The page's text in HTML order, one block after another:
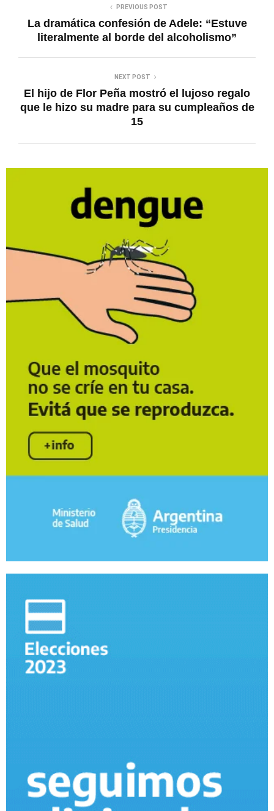
PREVIOUS POST
La dramática confesión de Adele: “Estuve
literalmente al borde del alcoholismo”
NEXT POST
El hijo de Flor Peña mostró el lujoso regalo
que le hizo su madre para su cumpleaños de
15